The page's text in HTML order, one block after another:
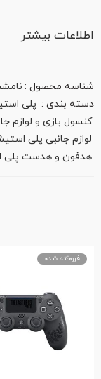
اطلاعات بیشتر
شناسه محصول :
دسته بندی : پلی
کنسول بازی و لوازم
لوازم جانبی پلی
هدفون و هدست پلی
فروخته شده